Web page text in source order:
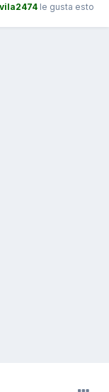
le gusta esto